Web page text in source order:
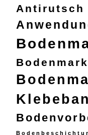
Antirutsch